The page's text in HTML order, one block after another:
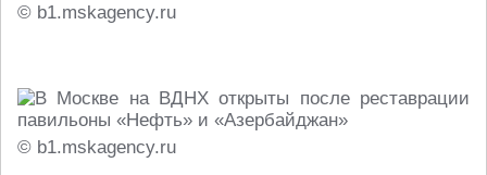
© b1.mskagency.ru
© b1.mskagency.ru